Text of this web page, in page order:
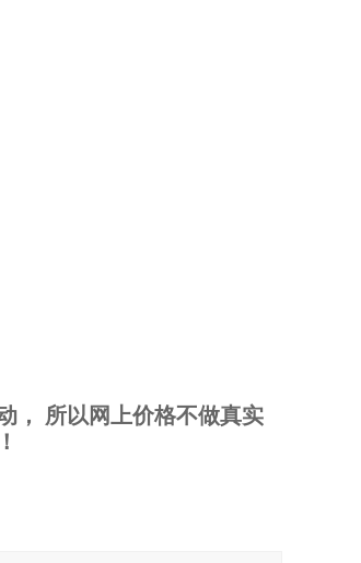
， 所以网上价格不做真实